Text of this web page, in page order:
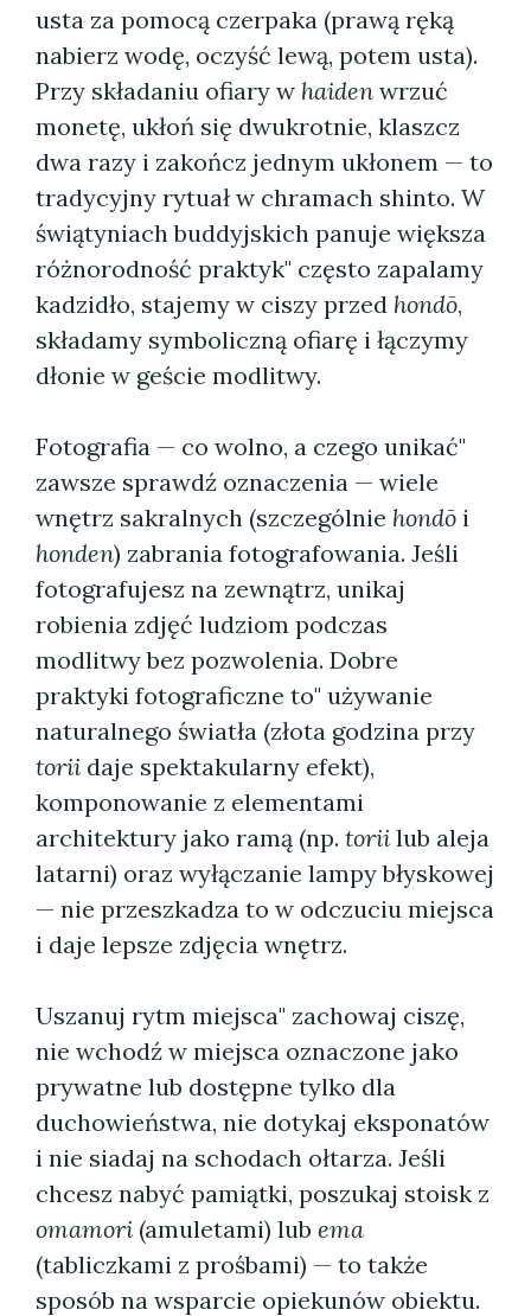
usta za pomocą czerpaka (prawą ręką
nabierz wodę, oczyść lewą, potem usta).
Przy składaniu ofiary w haiden wrzuć
monetę, ukłoń się dwukrotnie, klaszcz
dwa razy i zakończ jednym ukłonem — to
tradycyjny rytuał w chramach shinto. W
świątyniach buddyjskich panuje większa
różnorodność praktyk" często zapalamy
kadzidło, stajemy w ciszy przed hondō,
składamy symboliczną ofiarę i łączymy
dłonie w geście modlitwy.
Fotografia — co wolno, a czego unikać"
zawsze sprawdź oznaczenia — wiele
wnętrz sakralnych (szczególnie hondō i
honden) zabrania fotografowania. Jeśli
fotografujesz na zewnątrz, unikaj
robienia zdjęć ludziom podczas
modlitwy bez pozwolenia. Dobre
praktyki fotograficzne to" używanie
naturalnego światła (złota godzina przy
torii daje spektakularny efekt),
komponowanie z elementami
architektury jako ramą (np. torii lub aleja
latarni) oraz wyłączanie lampy błyskowej
— nie przeszkadza to w odczuciu miejsca
i daje lepsze zdjęcia wnętrz.
Uszanuj rytm miejsca" zachowaj ciszę,
nie wchodź w miejsca oznaczone jako
prywatne lub dostępne tylko dla
duchowieństwa, nie dotykaj eksponatów
i nie siadaj na schodach ołtarza. Jeśli
chcesz nabyć pamiątki, poszukaj stoisk z
omamori (amuletami) lub ema
(tabliczkami z prośbami) — to także
sposób na wsparcie opiekunów obiektu.